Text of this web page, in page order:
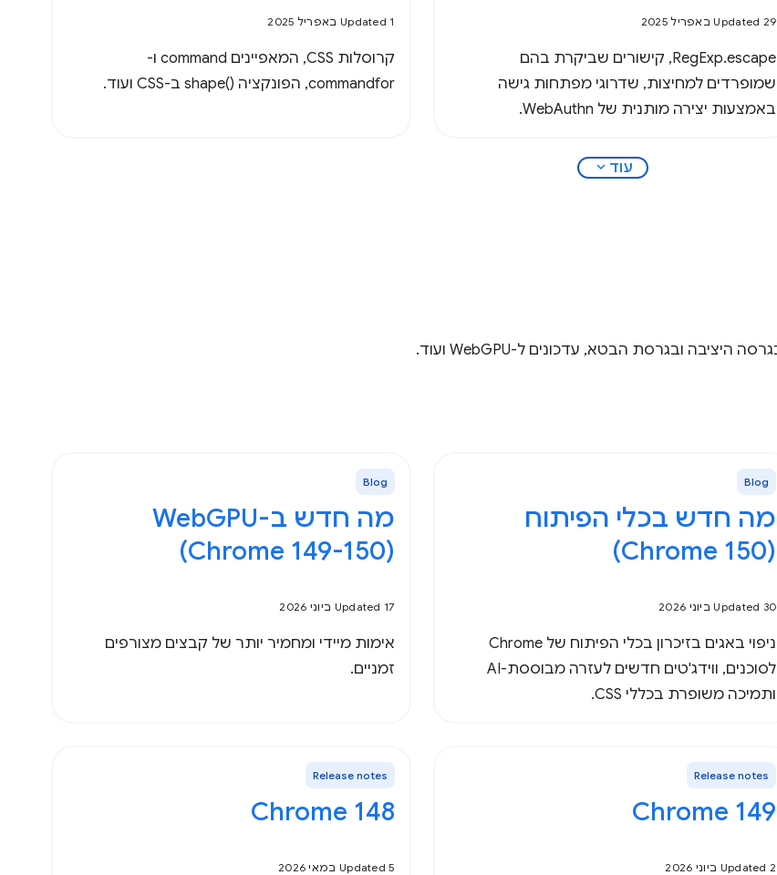
Updated 29 באפריל 2025
RegExp.escape, קישורים שביקרת בהם
שמופרדים למחיצות, שדרוגי מפתחות גישה
באמצעות יצירה מותנית של WebAuthn.
Updated 1 באפריל 2025
קרוסלות CSS, המאפיינים command ו-
commandfor, הפונקציה shape()‎ ב-CSS ועוד.
עוד expand_more
Blog
מה חדש בכלי הפיתוח
(Chrome 150)
Updated 30 ביוני 2026
ניפוי באגים בזיכרון בכלי הפיתוח של Chrome
לסוכנים, ווידג'טים חדשים לעזרה מבוססת-AI
ותמיכה משופרת בכללי CSS.
Blog
(Chrome 149-150)
Updated 17 ביוני 2026
אימות מיידי ומחמיר יותר של קבצים מצורפים
זמניים.
Release notes
Chrome 149
Updated 2 ביוני 2026
Release notes
Chrome 148
Updated 5 במאי 2026